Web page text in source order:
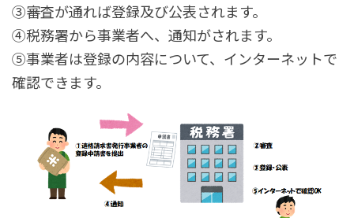
③審査が通れば登録及び公表されます。
④税務署から事業者へ、通知がされます。
⑤事業者は登録の内容について、インターネットで
確認できます。